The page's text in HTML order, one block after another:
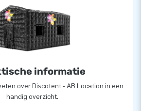
informatie
over Discotent - AB Location in een
handig overzicht.